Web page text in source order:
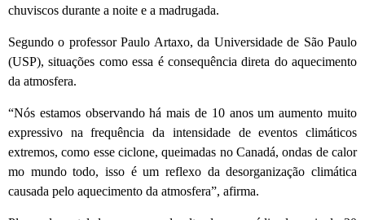
chuviscos durante a noite e a madrugada.
Segundo o professor Paulo Artaxo, da Universidade de São Paulo
(USP), situações como essa é consequência direta do aquecimento
da atmosfera.
“Nós estamos observando há mais de 10 anos um aumento muito
expressivo na frequência da intensidade de eventos climáticos
extremos, como esse ciclone, queimadas no Canadá, ondas de calor
mo mundo todo, isso é um reflexo da desorganização climática
causada pelo aquecimento da atmosfera”, afirma.